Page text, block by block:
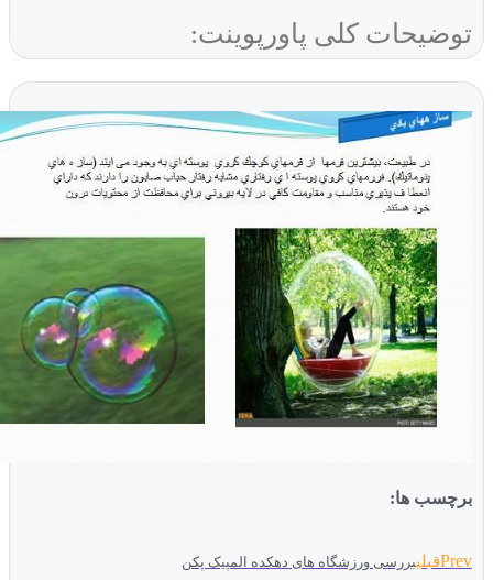
کلی پاورپوینت:
ها:
قبلیبررسی ورزشگاه های دهکده المپیک پکن